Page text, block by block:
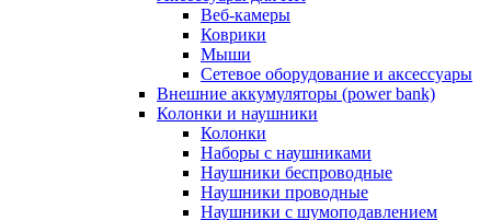
Веб-камеры
Коврики
Мыши
Сетевое оборудование и аксессуары
Внешние аккумуляторы (power bank)
Колонки и наушники
Колонки
Наборы с наушниками
Наушники беспроводные
Наушники проводные
Наушники с шумоподавлением